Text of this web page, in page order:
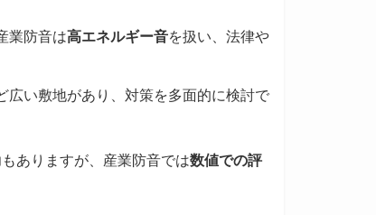
業防音は高エネルギー音を扱い、法律や
広い敷地があり、対策を多面的に検討で
ありますが、産業防音では数値での評